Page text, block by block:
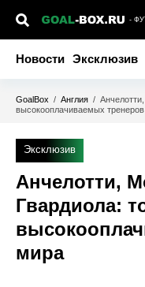
-
Новости Эксклюзив
GoalBox / Англия /
высокооплачиваемых
Эксклюзив
Анчелотти,
Гвардиола:
мира